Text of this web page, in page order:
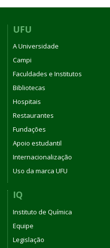
UFU
A Universidade
Campi
Faculdades e Institutos
Bibliotecas
Hospitais
Restaurantes
Fundações
Apoio estudantil
Internacionalização
Uso da marca UFU
IQ
Instituto de Química
Equipe
Legislação